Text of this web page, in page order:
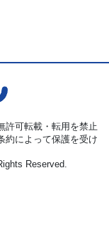
許可転載・転用を禁止
約によって保護を受け
Reserved.